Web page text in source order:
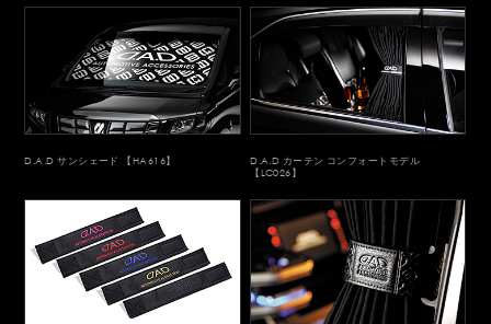
D.A.D サンシェード 【HA616】 D.A.D カーテン コンフォートモデル
【LC026】